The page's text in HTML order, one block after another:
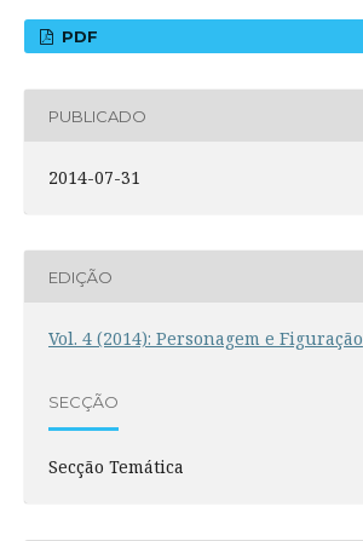
PDF
PUBLICADO
2014-07-31
EDIÇÃO
Vol. 4 (2014): Personagem e Figuração
SECÇÃO
Secção Temática